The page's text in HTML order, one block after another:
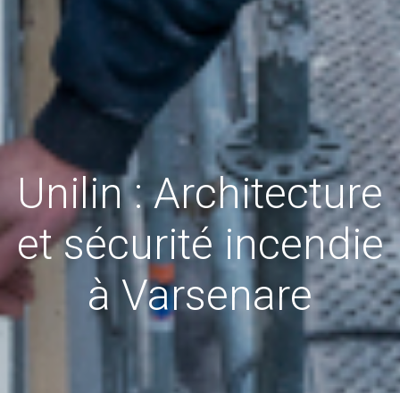
Unilin : Architecture
et sécurité incendie
à Varsenare